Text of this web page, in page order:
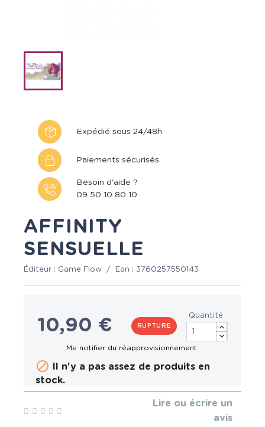
Expédié sous 24/48h
Paiements sécurisés
Besoin d'aide ?
09 50 10 80 10
AFFINITY
SENSUELLE
Éditeur : Game Flow / Ean : 3760257550143
10,90 € RUPTURE
Quantité
 Il n'y a pas assez de produits en
stock.
Lire ou écrire un
avis